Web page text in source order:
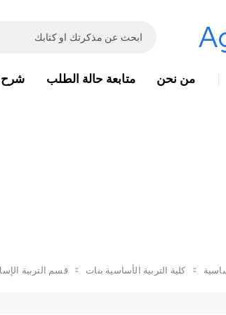
من نحن متابعة حالة الطلب شرح
كلية التربية الأساسية بنات قسم التربية